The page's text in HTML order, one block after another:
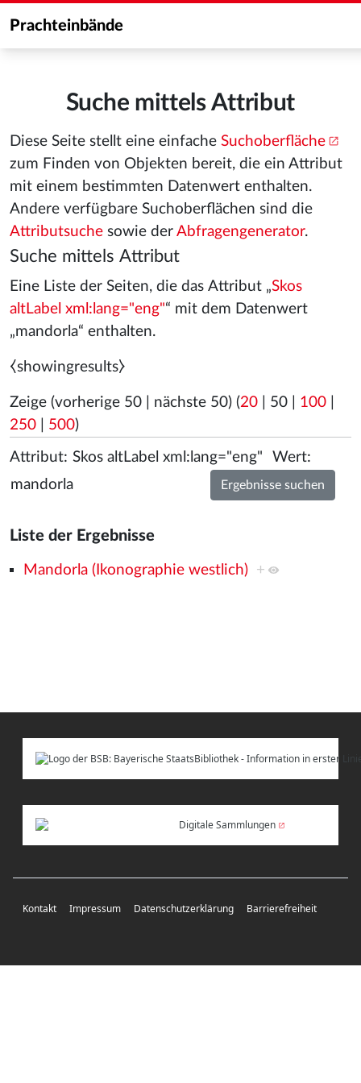
Prachteinbände
Suche mittels Attribut
Diese Seite stellt eine einfache Suchoberfläche
zum Finden von Objekten bereit, die ein Attribut
mit einem bestimmten Datenwert enthalten.
Andere verfügbare Suchoberflächen sind die
Attributsuche sowie der Abfragengenerator.
Suche mittels Attribut
Eine Liste der Seiten, die das Attribut „Skos
altLabel xml:lang="eng"“ mit dem Datenwert
„mandorla“ enthalten.
⧼showingresults⧽
Zeige (vorherige 50 nächste 50) (20 50 100
250
500)
Attribut: Wert:
Liste der Ergebnisse
Mandorla (Ikonographie westlich) +
Digitale Sammlungen
Kontakt Impressum Datenschutzerklärung Barrierefreiheit